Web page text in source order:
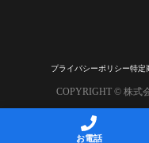
プライバシーポリシー特定
COPYRIGHT © 株式
お電話